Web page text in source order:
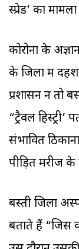
स्प्रेड’ का
कोरोना के
के जिलों में
प्रशासन न तो
“ट्रैवल
संभावित
पीड़ित मरीज
बस्ती जिला
बताते हैं “जिस